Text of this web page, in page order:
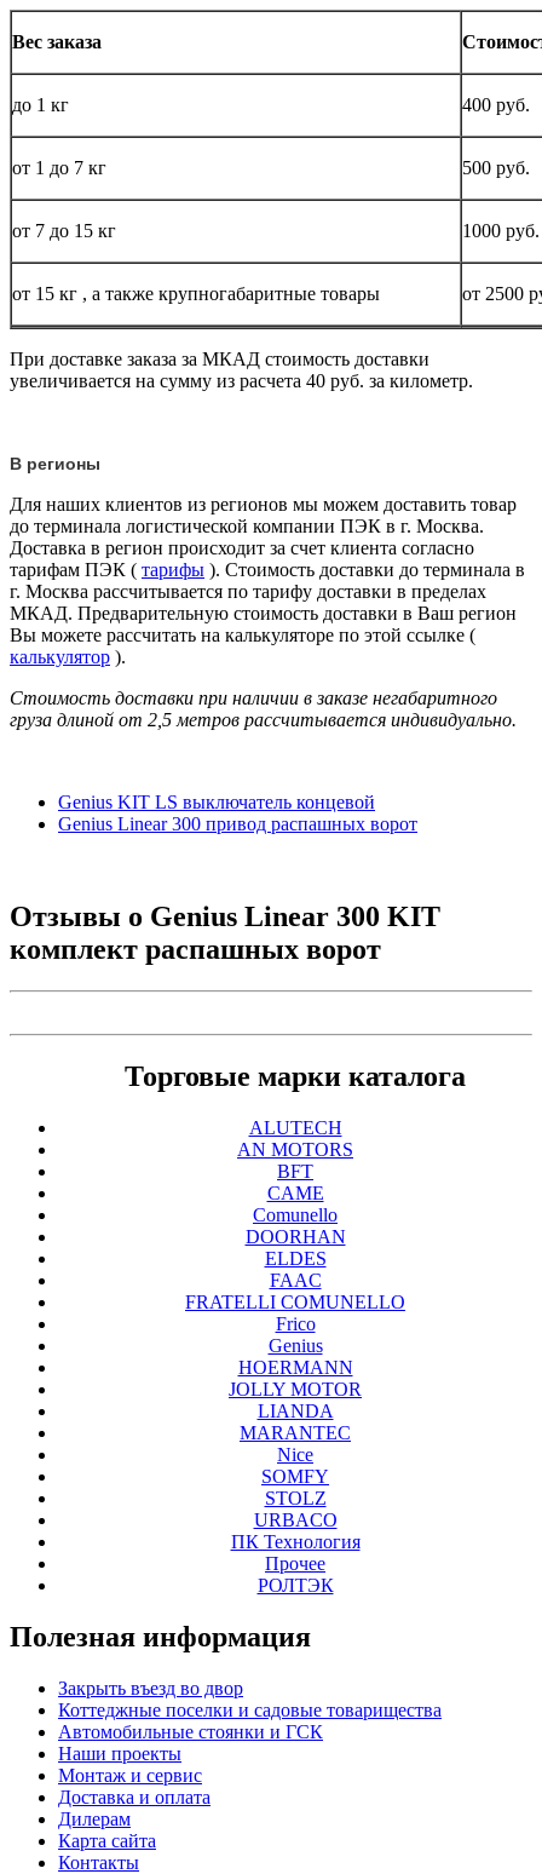
Вес заказа
до 1 кг 400 руб.
от 1 до 7 кг 500 руб.
от 7 до 15 кг 1000 руб.
от 15 кг , а также крупногабаритные товары от 2500
При доставке заказа за МКАД стоимость доставки
увеличивается на сумму из расчета 40 руб. за километр.
В регионы
Для наших клиентов из регионов мы можем доставить товар
до терминала логистической компании ПЭК в г. Москва.
Доставка в регион происходит за счет клиента согласно
тарифам ПЭК ( тарифы ). Стоимость доставки до терминала в
г. Москва рассчитывается по тарифу доставки в пределах
МКАД. Предварительную стоимость доставки в Ваш регион
Вы можете рассчитать на калькуляторе по этой ссылке (
калькулятор ).
Стоимость доставки при наличии в заказе негабаритного
груза длиной от 2,5 метров рассчитывается индивидуально.
Genius KIT LS выключатель концевой
Genius Linear 300 привод распашных ворот
Отзывы о Genius Linear 300 KIT
комплект распашных ворот
Торговые марки каталога
ALUTECH
AN MOTORS
BFT
CAME
Comunello
DOORHAN
ELDES
FAAC
FRATELLI COMUNELLO
Frico
Genius
HOERMANN
JOLLY MOTOR
LIANDA
MARANTEC
Nice
SOMFY
STOLZ
URBACO
ПК Технология
Прочее
РОЛТЭК
Полезная информация
Закрыть въезд во двор
Коттеджные поселки и садовые товарищества
Автомобильные стоянки и ГСК
Наши проекты
Монтаж и сервис
Доставка и оплата
Дилерам
Карта сайта
Контакты